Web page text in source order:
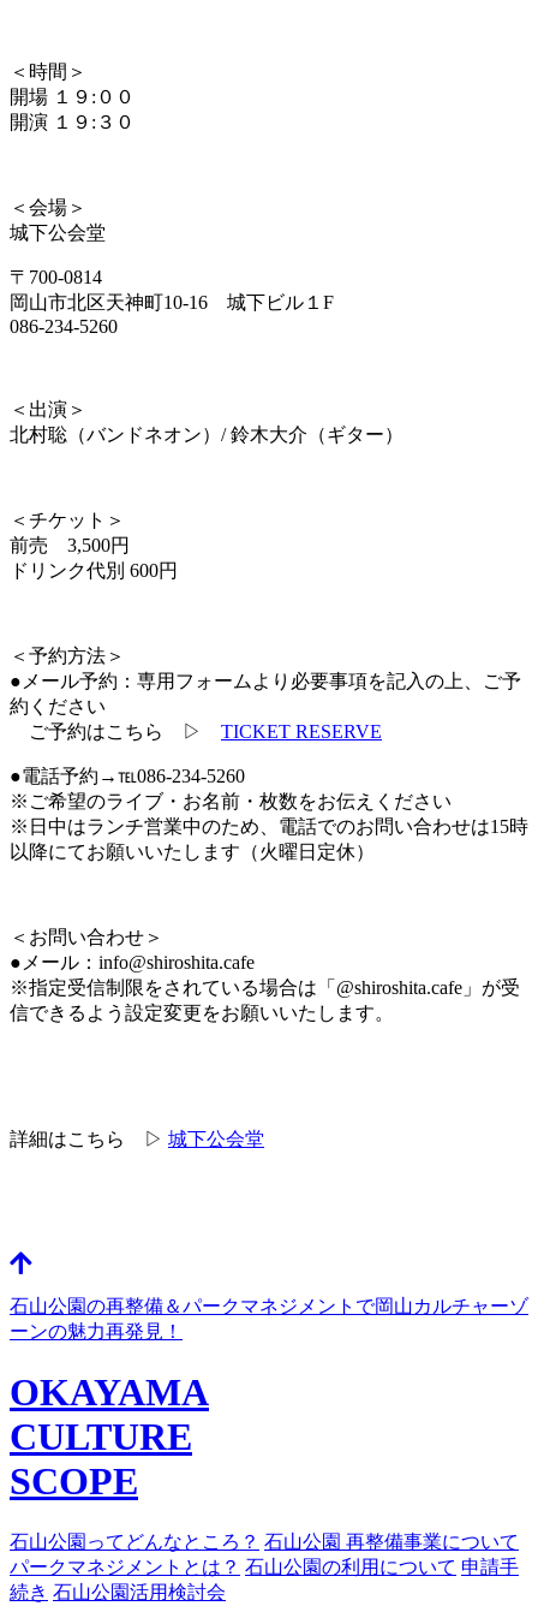
＜時間＞
開場 １９:００
開演 １９:３０
＜会場＞
城下公会堂
〒700-0814
岡山市北区天神町10-16 城下ビル１F
086-234-5260
＜出演＞
北村聡（バンドネオン）/ 鈴木大介（ギター）
＜チケット＞
前売 3,500円
ドリンク代別 600円
＜予約方法＞
●メール予約：専用フォームより必要事項を記入の上、ご予
約ください
ご予約はこちら ▷ TICKET RESERVE
●電話予約→℡086-234-5260
※ご希望のライブ・お名前・枚数をお伝えください
※日中はランチ営業中のため、電話でのお問い合わせは15時
以降にてお願いいたします（火曜日定休）
＜お問い合わせ＞
●メール：info@shiroshita.cafe
※指定受信制限をされている場合は「@shiroshita.cafe」が受
信できるよう設定変更をお願いいたします。
詳細はこちら ▷ 城下公会堂
石山公園の再整備＆パークマネジメントで岡山カルチャーゾ
ーンの魅力再発見！
OKAYAMA
CULTURE
SCOPE
石山公園ってどんなところ？ 石山公園 再整備事業について
パークマネジメントとは？ 石山公園の利用について 申請手
続き 石山公園活用検討会